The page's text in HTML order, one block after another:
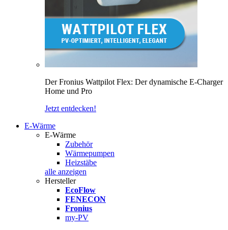
Der Fronius Wattpilot Flex: Der dynamische E-Charger
Home und Pro
Jetzt entdecken!
E-Wärme
E-Wärme
Zubehör
Wärmepumpen
Heizstäbe
alle anzeigen
Hersteller
EcoFlow
FENECON
Fronius
my-PV